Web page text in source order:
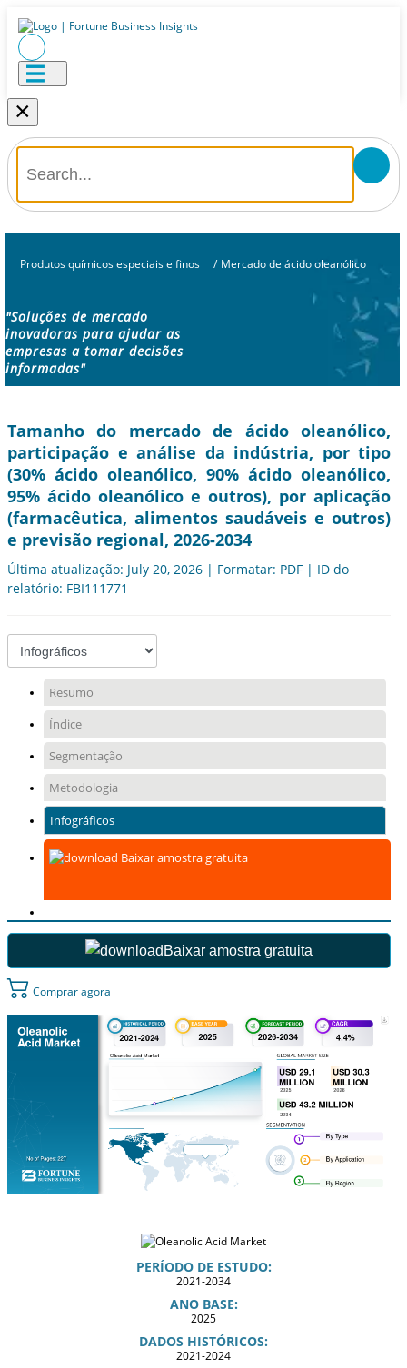
×
Produtos químicos especiais e finos / Mercado de ácido oleanólico
"Soluções de mercado
inovadoras para ajudar as
empresas a tomar decisões
informadas"
Tamanho do mercado de ácido oleanólico,
participação e análise da indústria, por tipo
(30% ácido oleanólico, 90% ácido oleanólico,
95% ácido oleanólico e outros), por aplicação
(farmacêutica, alimentos saudáveis ​​e outros)
e previsão regional, 2026-2034
Última atualização: July 20, 2026 | Formatar: PDF | ID do
relatório: FBI111771
Resumo
Índice
Segmentação
Metodologia
Infográficos
Baixar amostra gratuita
Baixar amostra gratuita
Comprar agora
PERÍODO DE ESTUDO:
2021-2034
ANO BASE:
2025
DADOS HISTÓRICOS:
2021-2024